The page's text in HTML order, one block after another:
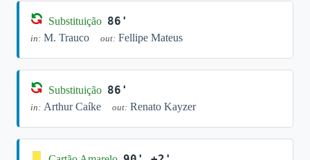
Substituição 86'
in: M. Trauco out: Fellipe Mateus
Substituição 86'
in: Arthur Caíke out: Renato Kayzer